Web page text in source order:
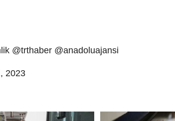
@trthaber @anadoluajansi
2023